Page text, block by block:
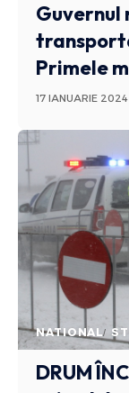
Guvernul
Primele
17 IANUARIE 2024
NATIONAL
DRUM